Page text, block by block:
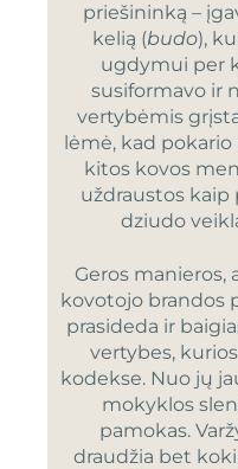
priešininką –
kelią (budo),
ugdymui per
susiformavo ir
vertybėmis
lėmė, kad
kitos kovos
uždraustos
dziudo
Geros manieros,
kovotojo brandos
prasideda ir
vertybes,
kodekse. Nuo jų
mokyklos
pamokas.
draudžia bet